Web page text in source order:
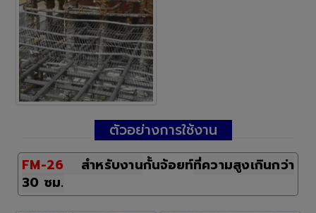
ตัวอย่างการใช้งาน
FM-26 สำหรับงานกั้นจ้อยท์ที่ความสูงเกินกว่า
30 ซม.